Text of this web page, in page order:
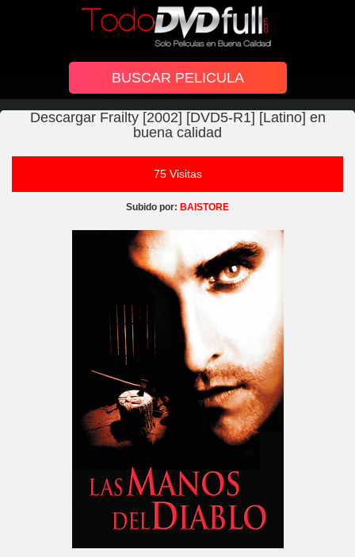
Descargar Frailty [2002] [DVD5-R1] [Latino] en
buena calidad
75 Visitas
Subido por: BAISTORE